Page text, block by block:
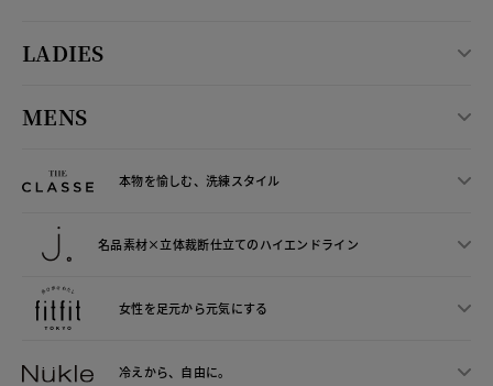
LADIES
MENS
本物を愉しむ、洗練スタイル
名品素材×立体裁断仕立てのハイエンドライン
女性を足元から元気にする
冷えから、 自由に。